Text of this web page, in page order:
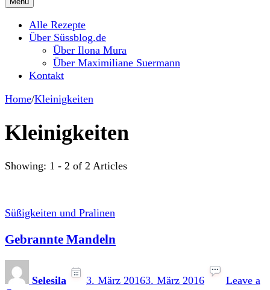
suessblog.de
Alle Rezepte
Über Süssblog.de
Über Ilona Mura
Über Maximiliane Suermann
Kontakt
Home/Kleinigkeiten
Kleinigkeiten
Showing: 1 - 2 of 2 Articles
Süßigkeiten und Pralinen
Gebrannte Mandeln
Selesila 3. März 20163. März 2016
Leave a